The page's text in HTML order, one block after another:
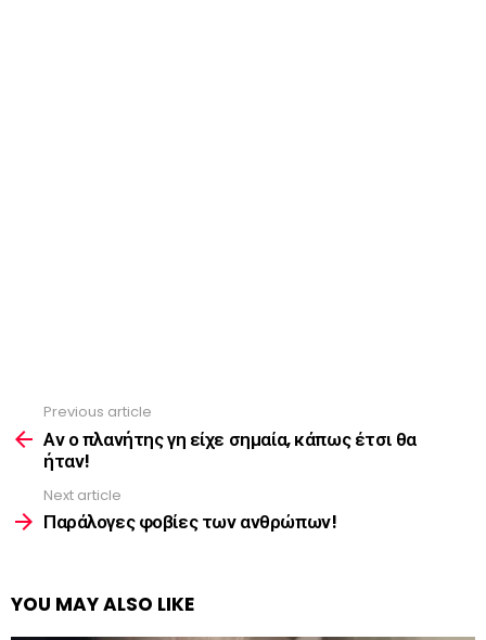
more
Previous article
Αν ο πλανήτης γη είχε σημαία, κάπως έτσι θα
ήταν!
Next article
Παράλογες φοβίες των ανθρώπων!
YOU MAY ALSO LIKE